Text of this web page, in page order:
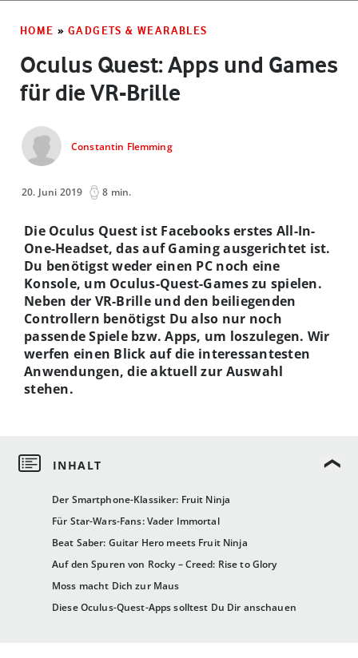
HOME » GADGETS & WEARABLES
Oculus Quest: Apps und Games
für die VR-Brille
Constantin Flemming
20. Juni 2019 8 min.
Der Smartphone-Klassiker: Fruit Ninja
Für Star-Wars-Fans: Vader Immortal
Beat Saber: Guitar Hero meets Fruit Ninja
Auf den Spuren von Rocky – Creed: Rise to Glory
Moss macht Dich zur Maus
Diese Oculus-Quest-Apps solltest Du Dir anschauen
Die Oculus Quest ist Facebooks erstes All-In-
One-Headset, das auf Gaming ausgerichtet ist.
Du benötigst weder einen PC noch eine
Konsole, um Oculus-Quest-Games zu spielen.
Neben der VR-Brille und den beiliegenden
Controllern benötigst Du also nur noch
passende Spiele bzw. Apps, um loszulegen. Wir
werfen einen Blick auf die interessantesten
Anwendungen, die aktuell zur Auswahl
stehen.